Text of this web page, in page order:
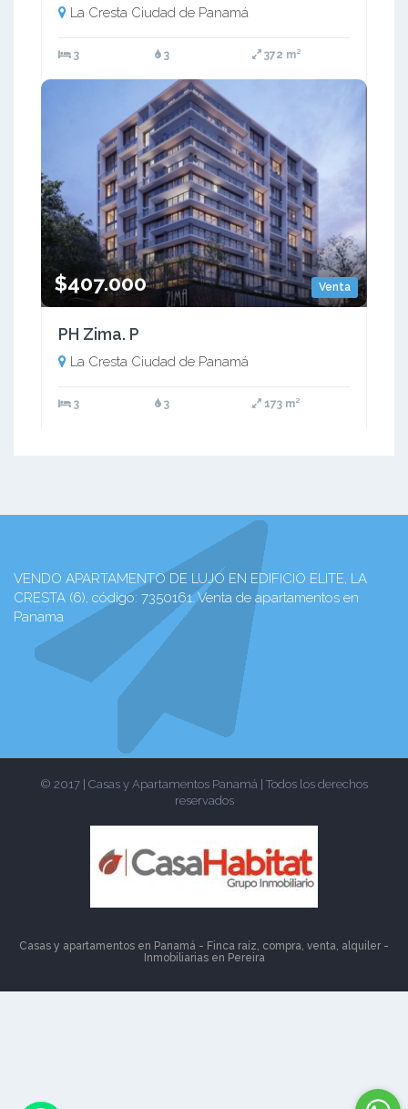
La Cresta Ciudad de Panamá
3 3 372 m²
Venta
$407.000
PH Zima. P
La Cresta Ciudad de Panamá
3 3 173 m²
VENDO APARTAMENTO DE LUJO EN EDIFICIO ELITE, LA
CRESTA (6), código: 7350161. Venta de apartamentos en
Panama
© 2017 | Casas y Apartamentos Panamá | Todos los derechos
reservados
Casas y apartamentos en Panamá - Finca raíz, compra, venta, alquiler -
Inmobiliarias en Pereira